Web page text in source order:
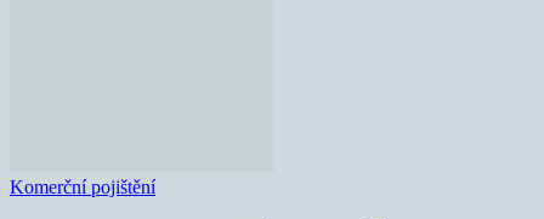
Komerční pojištění